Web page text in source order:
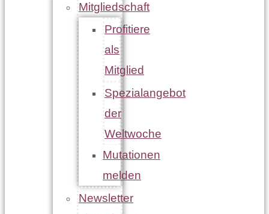
Mitgliedschaft
Profitiere
als
Mitglied
Spezialangebot
der
Weltwoche
Mutationen
melden
Newsletter